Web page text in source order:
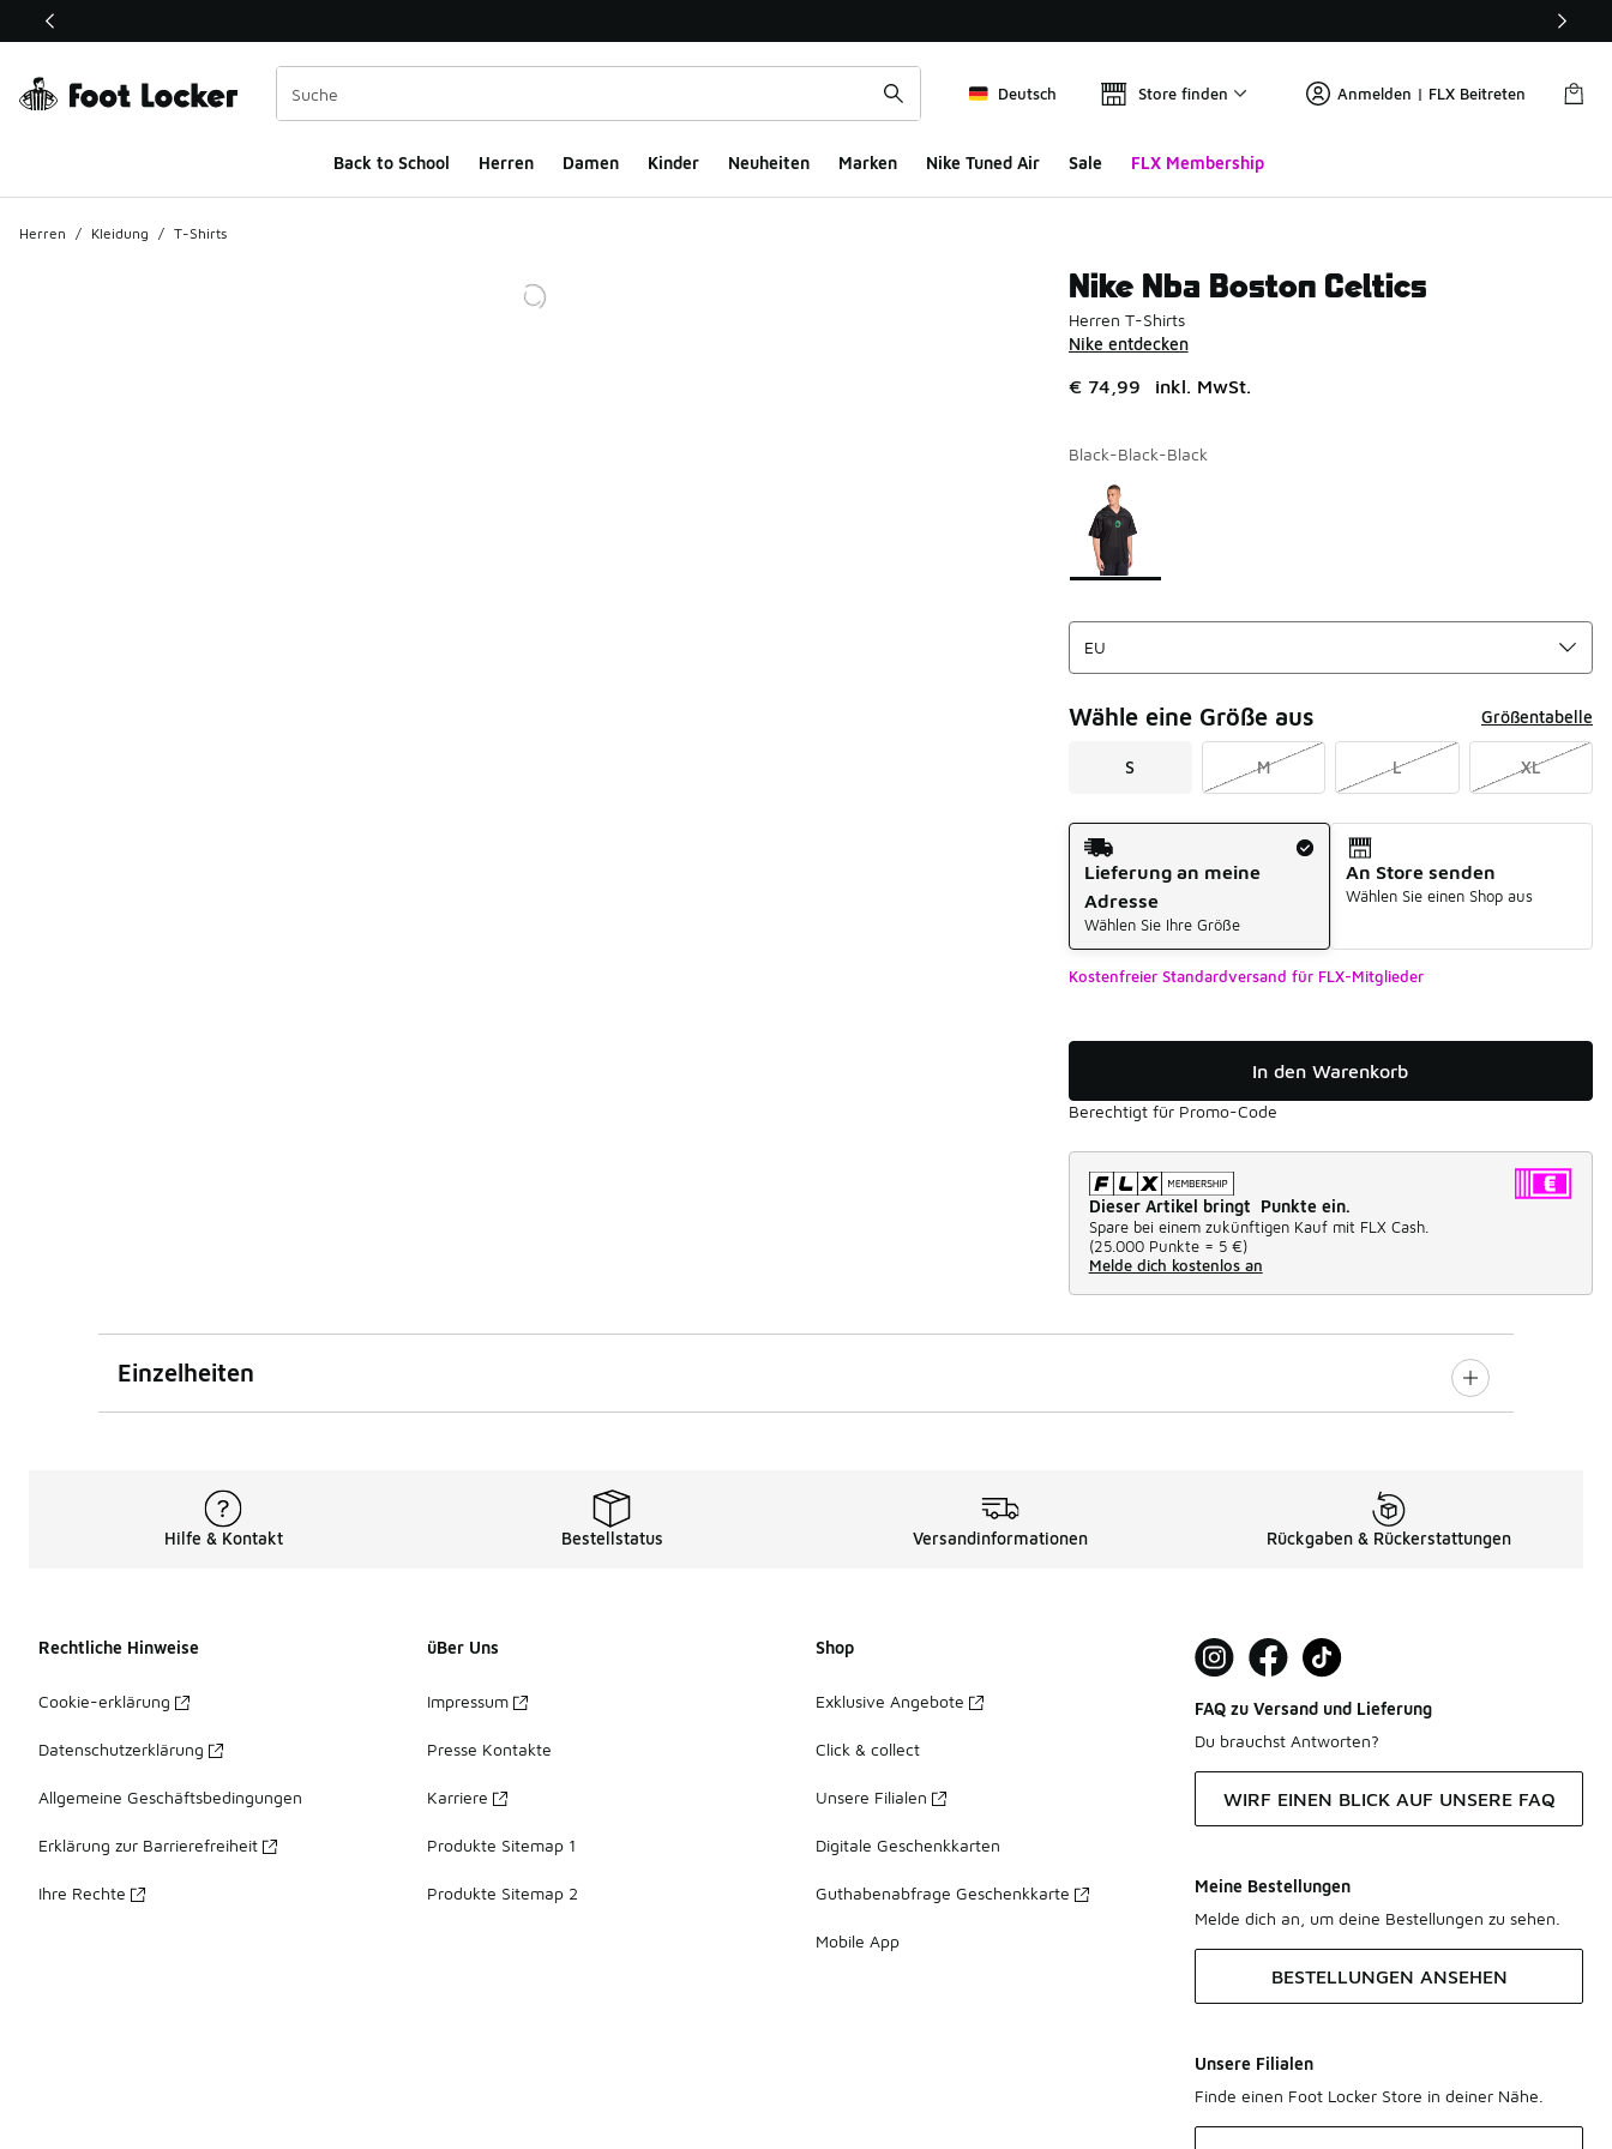
Dieser Link öffnet sich in einem neuen Fenster
Deutsch Store finden Anmelden | FLX Beitreten
Back to School Herren Damen Kinder Neuheiten Marken Nike Tuned Air Sale FLX Membership
Herren / Kleidung / T-Shirts
Nike Nba Boston Celtics
Herren T-Shirts
Nike entdecken
€ 74,99 inkl. MwSt.
Black-Black-Black
Seite 1 von 1 zeigt die Farben 1 bis 1 von 1 an.
Bitte wählen Sie einen Stil aus
Wähle eine Größe aus Größentabelle
S M L XL
Versandart
Lieferung an meine
Adresse
Wählen Sie Ihre Größe
An Store senden
Wählen Sie einen Shop aus
Kostenfreier Standardversand für FLX-Mitglieder
In den Warenkorb
Berechtigt für Promo-Code
Dieser Artikel bringt Punkte ein.
Spare bei einem zukünftigen Kauf mit FLX Cash.
(25.000 Punkte = 5 €)
Melde dich kostenlos an
Einzelheiten
Hilfe & Kontakt Bestellstatus Versandinformationen Rückgaben & Rückerstattungen
Rechtliche Hinweise
Cookie-erklärung
Datenschutzerklärung
Allgemeine Geschäftsbedingungen
Erklärung zur Barrierefreiheit
Ihre Rechte
üBer Uns
Impressum
Presse Kontakte
Karriere
Produkte Sitemap 1
Produkte Sitemap 2
Shop
Exklusive Angebote
Click & collect
Unsere Filialen
Digitale Geschenkkarten
Guthabenabfrage Geschenkkarte
Mobile App
FAQ zu Versand und Lieferung
Du brauchst Antworten?
WIRF EINEN BLICK AUF UNSERE FAQ
Meine Bestellungen
Melde dich an, um deine Bestellungen zu sehen.
BESTELLUNGEN ANSEHEN
Unsere Filialen
Finde einen Foot Locker Store in deiner Nähe.